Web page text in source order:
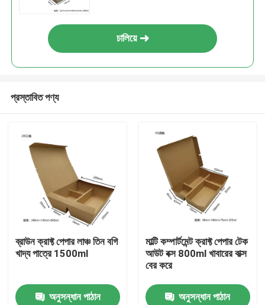
চালিয়ে
প্রস্তাবিত পণ্য
ব্রাউন ক্রাফ্ট পেপার লাঞ্চ তিন বগি
খাদ্য পাত্রে 1500ml
অনুসন্ধান পাঠান
মাল্টি কম্পার্টমেন্ট ক্রাফ্ট পেপার টেক
আউট বক্স 800ml খাবারের বাক্স
বের করে
অনুসন্ধান পাঠান